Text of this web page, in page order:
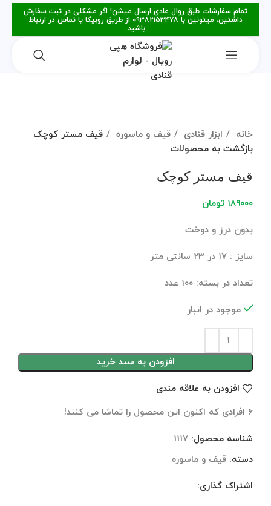
تمام سفارشات طبق روال عادی ارسال میشن! اگر مشکلی در ثبت سفارش
داشتین، میتونین با ۰۹۳۸۲۱۵۳۴۷۸ از طریق روبیکا یا تماس در ارتباط
باشید.
خانه
ابزار قنادی قیف و ماسوره
قیف مستر کوچک
بازگشت به محصولات
قیف مستر کوچک
۱۸۹۰۰۰ تومان
بدون درز و دوخت
سایز : ۱۷ در ۲۳ سانتی متر
تعداد در بسته: ۱۰۰ عدد
موجود در انبار
افزودن به سبد خرید
افزودن به علاقه مندی
6 افرادی که اکنون این محصول را تماشا می کنند!
شناسه محصول: 1117
دسته: قیف و ماسوره
اشتراک گذاری: